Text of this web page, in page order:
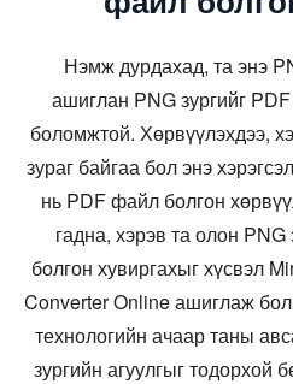
Нэмж дурдахад, та энэ
ашиглан PNG зургийг
боломжтой. Хөрвүүлэхдээ,
зураг байгаа бол энэ
нь PDF файл болгон
гадна, хэрэв та олон
болгон хувиргахыг хүсвэл
Converter Online ашиглаж
технологийн ачаар таны
зургийн агуулгыг тодорхой